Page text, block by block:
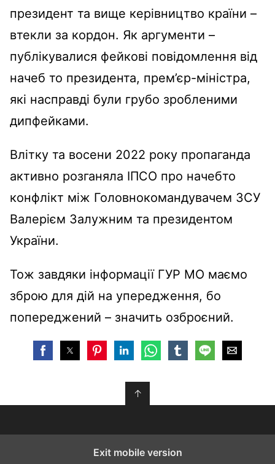
президент та вище керівництво країни –
втекли за кордон. Як аргументи –
публікувалися фейкові повідомлення від
начеб то президента, прем’єр-міністра,
які насправді були грубо зробленими
дипфейками.
Влітку та восени 2022 року пропаганда
активно розганяла ІПСО про начебто
конфлікт між Головнокомандувачем ЗСУ
Валерієм Залужним та президентом
України.
Тож завдяки інформації ГУР МО маємо
зброю для дій на упередження, бо
попереджений – значить озброєний.
↑
Exit mobile version